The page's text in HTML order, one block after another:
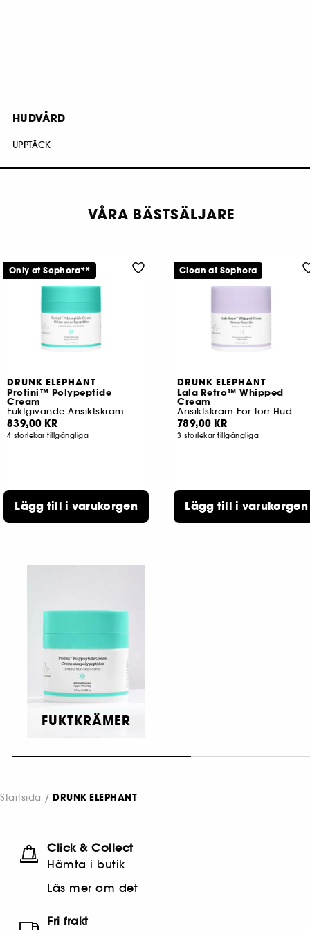
HUDVÅRD
UPPTÄCK
VÅRA BÄSTSÄLJARE
DRUNK ELEPHANT
Protini™ Polypeptide
Cream
Fuktgivande Ansiktskräm
839,00 KR
4 storlekar tillgängliga
Lägg till i varukorgen
Only at Sephora**
DRUNK ELEPHANT
Lala Retro™ Whipped
Cream
Ansiktskräm För Torr Hud
789,00 KR
3 storlekar tillgängliga
Lägg till i varukorgen
Clean at Sephora
FUKTKRÄMER
Startsida DRUNK ELEPHANT
Click & Collect
Hämta i butik​
Läs mer om det
Fri frakt